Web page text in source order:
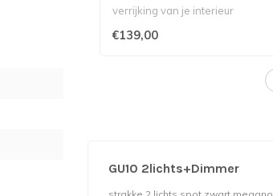
verrijking van je interieur
€139,00
GU10 2lichts+Dimmer